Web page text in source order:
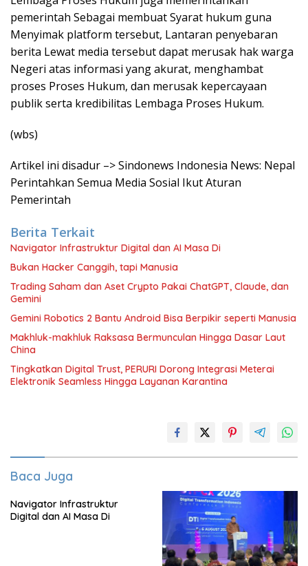
pemerintah Sebagai membuat Syarat hukum guna
Menyimak platform tersebut, Lantaran penyebaran
berita Lewat media tersebut dapat merusak hak warga
Negeri atas informasi yang akurat, menghambat
proses Proses Hukum, dan merusak kepercayaan
publik serta kredibilitas Lembaga Proses Hukum.
(wbs)
Artikel ini disadur –> Sindonews Indonesia News: Nepal
Perintahkan Semua Media Sosial Ikut Aturan
Pemerintah
Berita Terkait
Navigator Infrastruktur Digital dan AI Masa Di
Bukan Hacker Canggih, tapi Manusia
Trading Saham dan Aset Crypto Pakai ChatGPT, Claude, dan
Gemini
Gemini Robotics 2 Bantu Android Bisa Berpikir seperti Manusia
Makhluk-makhluk Raksasa Bermunculan Hingga Dasar Laut
China
Tingkatkan Digital Trust, PERURI Dorong Integrasi Meterai
Elektronik Seamless Hingga Layanan Karantina
Baca Juga
Navigator Infrastruktur
Digital dan AI Masa Di